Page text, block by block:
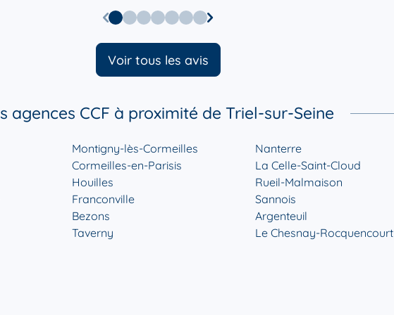
plus
Voir tous les avis
agences CCF à proximité de Triel-sur-Seine
Montigny-lès-Cormeilles
Cormeilles-en-Parisis
Houilles
Franconville
Bezons
Taverny
Nanterre
La Celle-Saint-Cloud
Rueil-Malmaison
Sannois
Argenteuil
Le Chesnay-Rocquencourt